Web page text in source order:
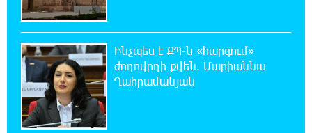
Ճապոնական Յակիշիմե կերամիկայի
ցուցահանդեսը երկարաձգվել է մինչև
օգոստոսի 30-ը
19:55:28 8-08-2026
Որոնվում է նախաձեռնված քրեական
վարույթի շրջանակներում
Ինչպես է ՔՊ-ն «հարգում»
ժողովրդի քվեն. Մարիաննա
Ղահրամանյան